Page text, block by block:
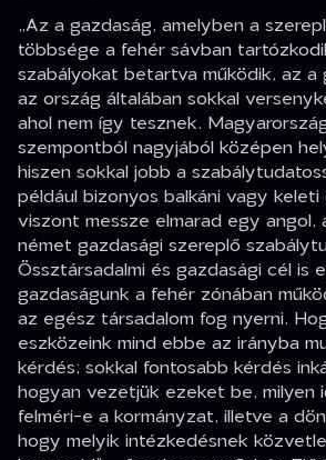
„Az a gazdaság, amelyben a
többsége a fehér sávban
szabályokat betartva működik, az a
az ország általában sokkal
ahol nem így tesznek.
szempontból nagyjából középen
hiszen sokkal jobb a
például bizonyos balkáni vagy
viszont messze elmarad egy angol,
német gazdasági szereplő
Össztársadalmi és gazdasági cél is
gazdaságunk a fehér zónában
az egész társadalom fog nyerni.
eszközeink mind ebbe az irányba
kérdés; sokkal fontosabb kérdés
hogyan vezetjük ezeket be, milyen
felméri-e a kormányzat, illetve a
hogy melyik intézkedésnek